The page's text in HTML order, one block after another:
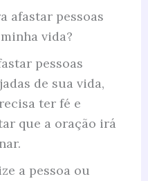
afastar pessoas
vida?
pessoas
de sua vida,
ter fé e
que a oração irá
a pessoa ou